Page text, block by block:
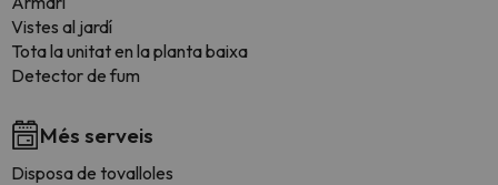
Vistes al jardí
Tota la unitat en la planta baixa
Detector de fum
Més serveis
Disposa de tovalloles